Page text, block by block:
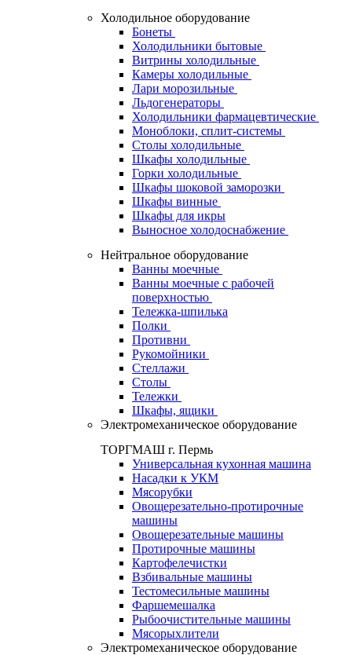
Холодильное оборудование
Бонеты
Холодильники бытовые
Витрины холодильные
Камеры холодильные
Лари морозильные
Льдогенераторы
Холодильники фармацевтические
Моноблоки, сплит-системы
Столы холодильные
Шкафы холодильные
Горки холодильные
Шкафы шоковой заморозки
Шкафы винные
Шкафы для икры
Выносное холодоснабжение
Нейтральное оборудование
Ванны моечные
Ванны моечные с рабочей
поверхностью
Тележка-шпилька
Полки
Противни
Рукомойники
Стеллажи
Столы
Тележки
Шкафы, ящики
Электромеханическое оборудование
ТОРГМАШ г. Пермь
Универсальная кухонная машина
Насадки к УКМ
Мясорубки
Овощерезательно-протирочные
машины
Овощерезательные машины
Протирочные машины
Картофелечистки
Взбивальные машины
Тестомесильные машины
Фаршемешалка
Рыбоочистительные машины
Мясорыхлители
Электромеханическое оборудование